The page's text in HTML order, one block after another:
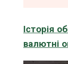
Історія
валютні